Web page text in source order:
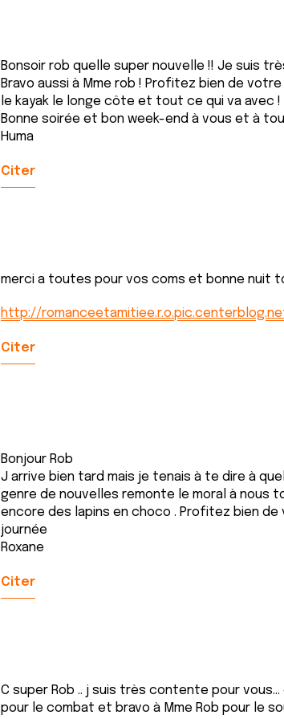
Bonsoir rob quelle super nouvelle !! Je suis
Bravo aussi à Mme rob ! Profitez bien de
le kayak le longe côte et tout ce qui va avec !
Bonne soirée et bon week-end à vous et à
Huma
Citer
merci a toutes pour vos coms et bonne nuit
http://
Citer
Bonjour Rob
J arrive bien tard mais je tenais à te dire à
genre de nouvelles remonte le moral à nous
encore des lapins en choco . Profitez bien de
journée
Roxane
Citer
C super Rob .. j suis très contente pour
pour le combat et bravo à Mme Rob pour le